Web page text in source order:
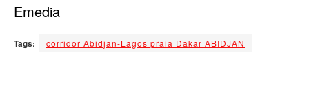
Emedia
Tags: corridor Abidjan-Lagos praia Dakar ABIDJAN